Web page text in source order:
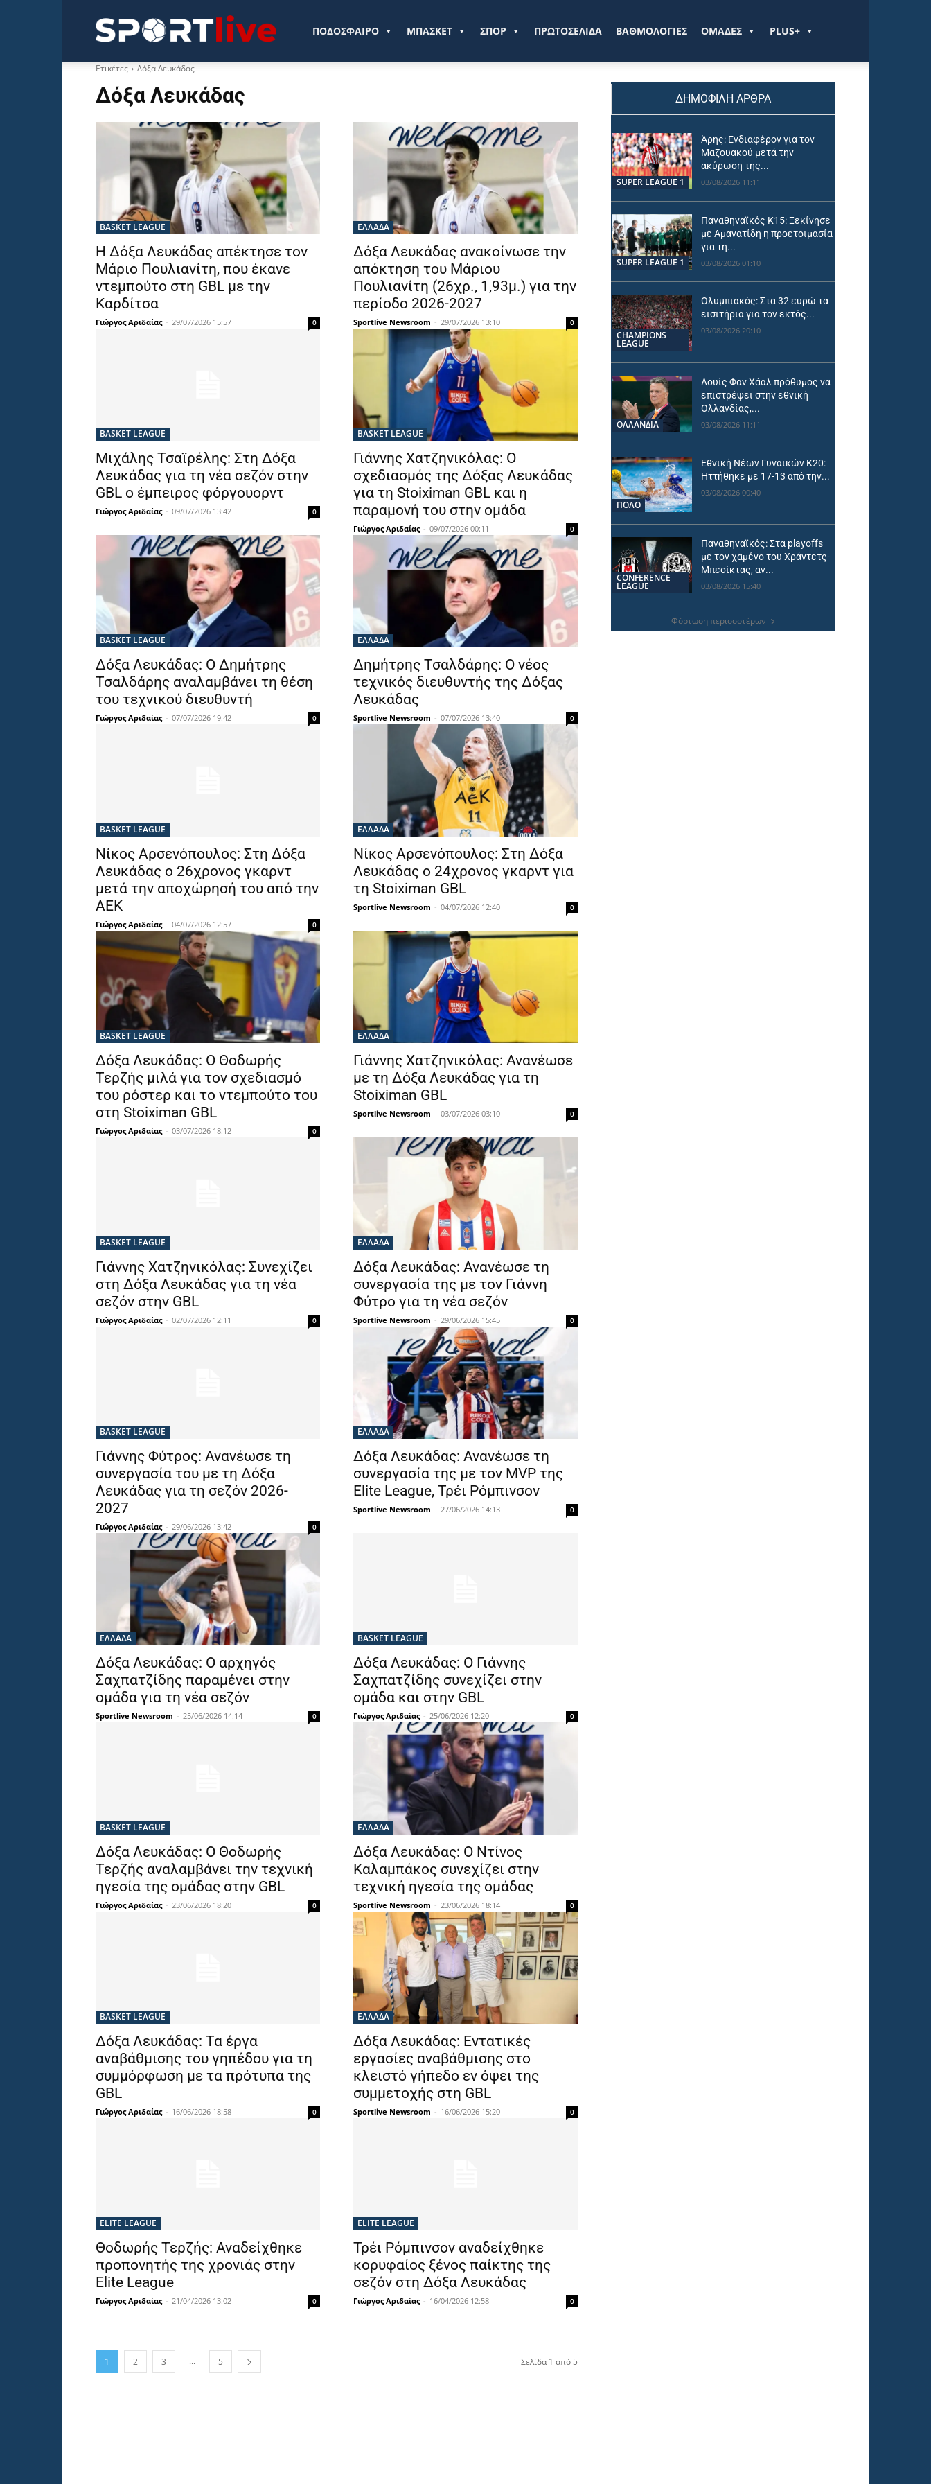
Sportlive.grΠΟΔΟΣΦΑΙΡΟ ΜΠΑΣΚΕΤ ΣΠΟΡ ΠΡΩΤΟΣΕΛΙΔΑ ΒΑΘΜΟΛΟΓΙΕΣ ΟΜΑΔΕΣ PLUS+
Ετικέτες Δόξα Λευκάδας
Δόξα Λευκάδας
BASKET LEAGUE
Η Δόξα Λευκάδας απέκτησε τον
Μάριο Πουλιανίτη, που έκανε
ντεμπούτο στη GBL με την
Καρδίτσα
Γιώργος Αριδαίας - 29/07/2026 15:57 0
ΕΛΛΑΔΑ
Δόξα Λευκάδας ανακοίνωσε την
απόκτηση του Μάριου
Πουλιανίτη (26χρ., 1,93μ.) για την
περίοδο 2026-2027
Sportlive Newsroom - 29/07/2026 13:10 0
BASKET LEAGUE
Μιχάλης Τσαϊρέλης: Στη Δόξα
Λευκάδας για τη νέα σεζόν στην
GBL ο έμπειρος φόργουορντ
Γιώργος Αριδαίας - 09/07/2026 13:42 0
BASKET LEAGUE
Γιάννης Χατζηνικόλας: Ο
σχεδιασμός της Δόξας Λευκάδας
για τη Stoiximan GBL και η
παραμονή του στην ομάδα
Γιώργος Αριδαίας - 09/07/2026 00:11 0
BASKET LEAGUE
Δόξα Λευκάδας: Ο Δημήτρης
Τσαλδάρης αναλαμβάνει τη θέση
του τεχνικού διευθυντή
Γιώργος Αριδαίας - 07/07/2026 19:42 0
ΕΛΛΑΔΑ
Δημήτρης Τσαλδάρης: Ο νέος
τεχνικός διευθυντής της Δόξας
Λευκάδας
Sportlive Newsroom - 07/07/2026 13:40 0
BASKET LEAGUE
Νίκος Αρσενόπουλος: Στη Δόξα
Λευκάδας ο 26χρονος γκαρντ
μετά την αποχώρησή του από την
ΑΕΚ
Γιώργος Αριδαίας - 04/07/2026 12:57 0
ΕΛΛΑΔΑ
Νίκος Αρσενόπουλος: Στη Δόξα
Λευκάδας ο 24χρονος γκαρντ για
τη Stoiximan GBL
Sportlive Newsroom - 04/07/2026 12:40 0
BASKET LEAGUE
Δόξα Λευκάδας: Ο Θοδωρής
Τερζής μιλά για τον σχεδιασμό
του ρόστερ και το ντεμπούτο του
στη Stoiximan GBL
Γιώργος Αριδαίας - 03/07/2026 18:12 0
ΕΛΛΑΔΑ
Γιάννης Χατζηνικόλας: Ανανέωσε
με τη Δόξα Λευκάδας για τη
Stoiximan GBL
Sportlive Newsroom - 03/07/2026 03:10 0
BASKET LEAGUE
Γιάννης Χατζηνικόλας: Συνεχίζει
στη Δόξα Λευκάδας για τη νέα
σεζόν στην GBL
Γιώργος Αριδαίας - 02/07/2026 12:11 0
ΕΛΛΑΔΑ
Δόξα Λευκάδας: Ανανέωσε τη
συνεργασία της με τον Γιάννη
Φύτρο για τη νέα σεζόν
Sportlive Newsroom - 29/06/2026 15:45 0
BASKET LEAGUE
Γιάννης Φύτρος: Ανανέωσε τη
συνεργασία του με τη Δόξα
Λευκάδας για τη σεζόν 2026-
2027
Γιώργος Αριδαίας - 29/06/2026 13:42 0
ΕΛΛΑΔΑ
Δόξα Λευκάδας: Ανανέωσε τη
συνεργασία της με τον MVP της
Elite League, Τρέι Ρόμπινσον
Sportlive Newsroom - 27/06/2026 14:13 0
ΕΛΛΑΔΑ
Δόξα Λευκάδας: Ο αρχηγός
Σαχπατζίδης παραμένει στην
ομάδα για τη νέα σεζόν
Sportlive Newsroom - 25/06/2026 14:14 0
BASKET LEAGUE
Δόξα Λευκάδας: Ο Γιάννης
Σαχπατζίδης συνεχίζει στην
ομάδα και στην GBL
Γιώργος Αριδαίας - 25/06/2026 12:20 0
BASKET LEAGUE
Δόξα Λευκάδας: Ο Θοδωρής
Τερζής αναλαμβάνει την τεχνική
ηγεσία της ομάδας στην GBL
Γιώργος Αριδαίας - 23/06/2026 18:20 0
ΕΛΛΑΔΑ
Δόξα Λευκάδας: Ο Ντίνος
Καλαμπάκος συνεχίζει στην
τεχνική ηγεσία της ομάδας
Sportlive Newsroom - 23/06/2026 18:14 0
BASKET LEAGUE
Δόξα Λευκάδας: Τα έργα
αναβάθμισης του γηπέδου για τη
συμμόρφωση με τα πρότυπα της
GBL
Γιώργος Αριδαίας - 16/06/2026 18:58 0
ΕΛΛΑΔΑ
Δόξα Λευκάδας: Εντατικές
εργασίες αναβάθμισης στο
κλειστό γήπεδο εν όψει της
συμμετοχής στη GBL
Sportlive Newsroom - 16/06/2026 15:20 0
ELITE LEAGUE
Θοδωρής Τερζής: Αναδείχθηκε
προπονητής της χρονιάς στην
Elite League
Γιώργος Αριδαίας - 21/04/2026 13:02 0
ELITE LEAGUE
Τρέι Ρόμπινσον αναδείχθηκε
κορυφαίος ξένος παίκτης της
σεζόν στη Δόξα Λευκάδας
Γιώργος Αριδαίας - 16/04/2026 12:58 0
1 2 3 ... 5 Σελίδα 1 από 5
ΔΗΜΟΦΙΛΗ ΑΡΘΡΑ
SUPER LEAGUE 1
Άρης: Ενδιαφέρον για τον
Μαζουακού μετά την
ακύρωση της...
03/08/2026 11:11
SUPER LEAGUE 1
Παναθηναϊκός Κ15: Ξεκίνησε
με Αμανατίδη η προετοιμασία
για τη...
03/08/2026 01:10
CHAMPIONS
LEAGUE
Ολυμπιακός: Στα 32 ευρώ τα
εισιτήρια για τον εκτός...
03/08/2026 20:10
OΛΛΑΝΔΊΑ
Λουίς Φαν Χάαλ πρόθυμος να
επιστρέψει στην εθνική
Ολλανδίας,...
03/08/2026 11:11
ΠΟΛΟ
Εθνική Νέων Γυναικών Κ20:
Ηττήθηκε με 17-13 από την...
03/08/2026 00:40
CONFERENCE
LEAGUE
Παναθηναϊκός: Στα playoffs
με τον χαμένο του Χράντετς-
Μπεσίκτας, αν...
03/08/2026 15:40
Φόρτωση περισσοτέρων